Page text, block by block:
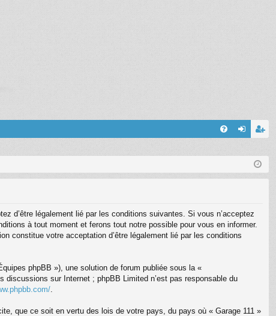
nr
d’être légalement lié par les conditions suivantes. Si vous n’acceptez
à tout moment et ferons tout notre possible pour vous en informer.
constitue votre acceptation d’être légalement lié par les conditions
phpBB »), une solution de forum publiée sous la «
discussions sur Internet ; phpBB Limited n’est pas responsable du
que ce soit en vertu des lois de votre pays, du pays où « Garage 111 »